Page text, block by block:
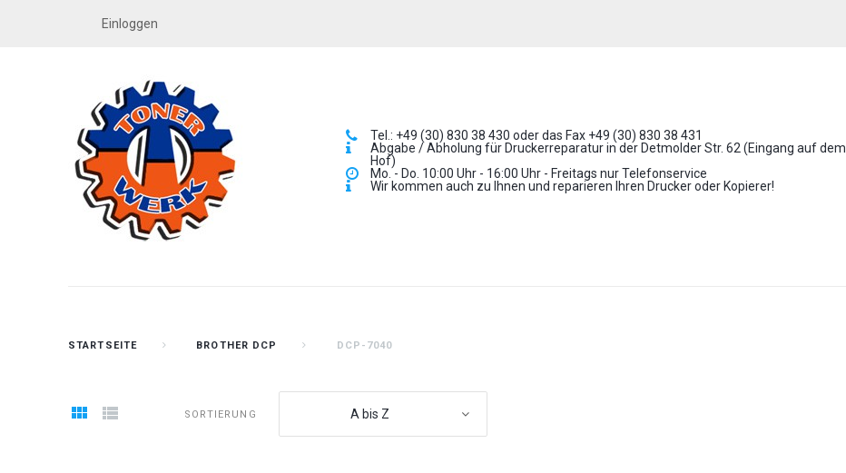
Einloggen
Tel.: +49 (30) 830 38 430 oder das Fax +49 (30) 830 38 431
Abgabe / Abholung für Druckerreparatur in der Detmolder Str. 62 (Eingang auf dem
Hof)
Mo. - Do. 10:00 Uhr - 16:00 Uhr - Freitags nur Telefonservice
Wir kommen auch zu Ihnen und reparieren Ihren Drucker oder Kopierer!
STARTSEITE BROTHER DCP DCP-7040
SORTIERUNG A bis Z